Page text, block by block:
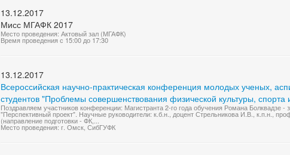
13.12.2017
Мисс МГАФК 2017
Место проведения: Актовый зал (МГАФК)
Время проведения с 15:00 до 17:30
13.12.2017
Всероссийская научно-практическая конференция молодых ученых,
студентов "Проблемы совершенствования физической культуры,
Поздравляем участников конференции: Магистранта 2-го года обучения Романа Болквадзе
"Перспективный проект". Научные руководители: к.б.н., доцент Стрельникова И.В., к.п.н.,
(направление подготовки - ФК,...
Место проведения: г. Омск, СибГУФК